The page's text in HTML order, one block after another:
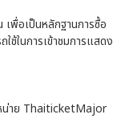
พื่อเป็นหลักฐานการซื้อ
ช้ในการเข้าชมการแสดง
น่าย ThaiticketMajor